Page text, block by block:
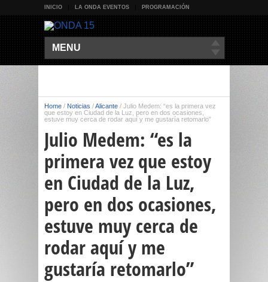
INICIO LA ONDA EVENTOS PROGRAMACIÓN
MENU
Home / Noticias /Alicante / Julio Medem: “es la primera vez
que estoy en Ciudad de la Luz, pero en dos ocasiones,
estuve muy cerca de rodar aquí y me gustaría retomarlo”
Julio Medem: “es la
primera vez que estoy
en Ciudad de la Luz,
pero en dos ocasiones,
estuve muy cerca de
rodar aquí y me
gustaría retomarlo”